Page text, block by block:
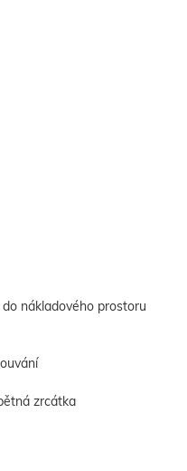
nákladového prostoru
zrcátka